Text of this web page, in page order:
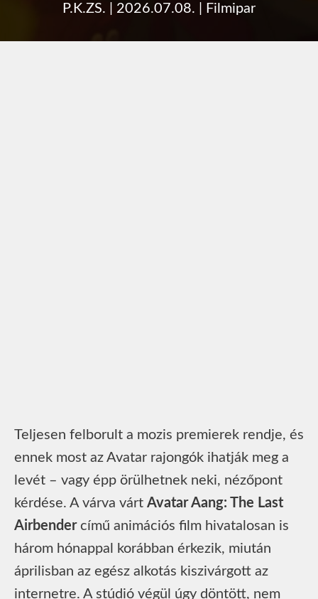
P.K.ZS. 2026.07.08. Filmipar
Teljesen felborult a mozis premierek rendje, és
ennek most az Avatar rajongók ihatják meg a
levét – vagy épp örülhetnek neki, nézőpont
kérdése. A várva várt Avatar Aang: The Last
Airbendercímű animációs film hivatalosan is
három hónappal korábban érkezik, miután
áprilisban az egész alkotás kiszivárgott az
internetre. A stúdió végül úgy döntött, nem